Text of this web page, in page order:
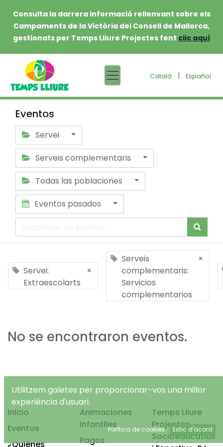
Consulta la darrera informació rellenvant sobre els
Campaments de la Victòria del Consell de Mallorca,
gestionats per Temps Lliure Projectes fent clic aquí
Català | Español
Eventos
Servei
Serveis complementaris
Todas las poblaciones
Eventos pasados
Servei:
Extraescolarts
×
Serveis
complementaris:
Servicios
complementarios
×
No se encontraron eventos.
Inicio
Eventos
¿Quiénes
Animaciones
infantiles
Pagos
Temps Lliure
Projectes
Socioeducatius
Utilitzem galetes per proporcionar-vos una millor
experiència d'usuari.
Política de cookies Estic d'acord